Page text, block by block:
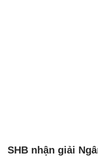
SHB nhận giải